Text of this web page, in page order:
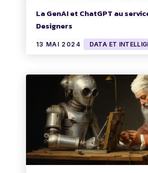
La GenAI et ChatGPT au
Designers
13 MAI 2024 DATA ET